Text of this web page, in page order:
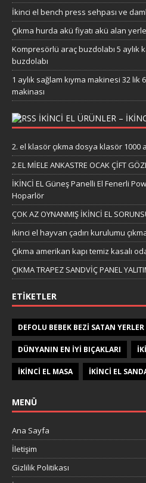
İkinci el bench press sehpası ve
Çıkma hurda akü fiyatı akü alan
Kompresörlü araç buzdolabı 5 aylık
buzdolabı
1 aylık sağlam kıyma makinesi 32 lik
makinası
IKINCI EL ÜRÜNLER –
2. el klasör çıkma dosya klasör 1000
2.EL MİELE ANKASTRE OCAK ÇİFT
İKİNCİ EL Güneş Panelli El Fenerli
Hoparlör
ÇOK AZ OYNANMIŞ İKİNCİ EL
ikinci el hayvan çadırı kurulumu
Çıkma amerikan kapı temiz kasalı
ÇIKMA TRAPEZ SANDVİÇ PANEL
ETIKETLER
DEFOLU BEBEK BEZI SATAN YERLER
DÜNYANIN EN IYI BIÇAKLARI
IKINCI EL MASA IKINCI EL
MENÜ
Ana Sayfa
İletişim
Gizlilik Politikası